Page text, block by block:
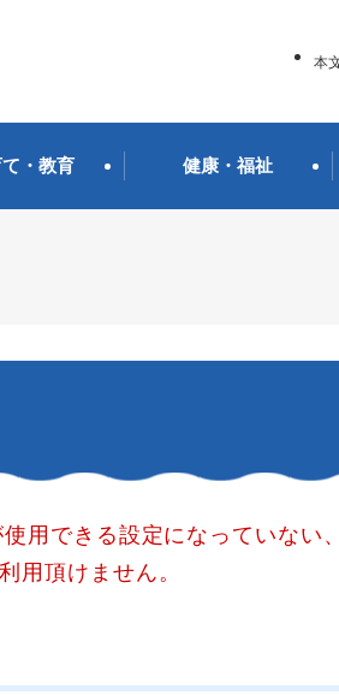
本
・教育 健康・福祉
用できる設定になっていな
用頂けません。